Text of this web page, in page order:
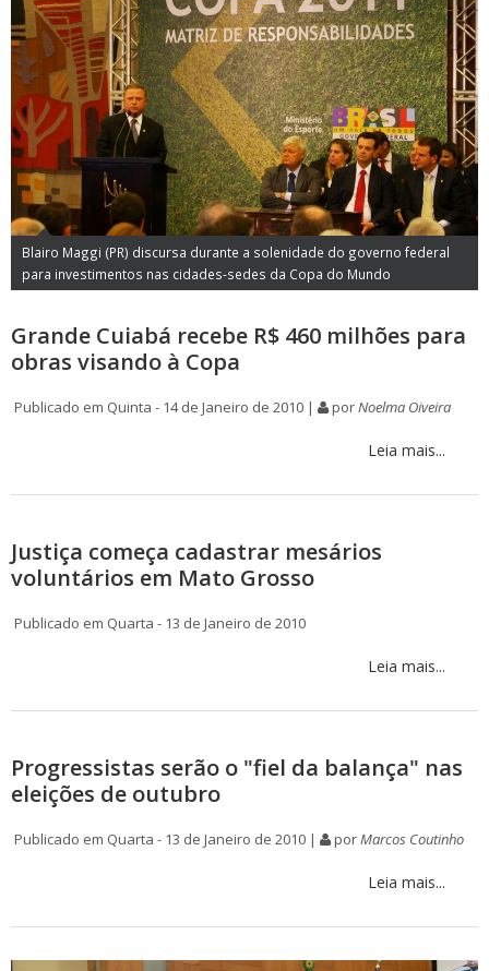
Blairo Maggi (PR) discursa durante a solenidade do governo federal
para investimentos nas cidades-sedes da Copa do Mundo
Grande Cuiabá recebe R$ 460 milhões para
obras visando à Copa
Publicado em Quinta - 14 de Janeiro de 2010 | porNoelma Oiveira
Leia mais...
Justiça começa cadastrar mesários
voluntários em Mato Grosso
Publicado em Quarta - 13 de Janeiro de 2010
Leia mais...
Progressistas serão o "fiel da balança" nas
eleições de outubro
Publicado em Quarta - 13 de Janeiro de 2010 | porMarcos Coutinho
Leia mais...